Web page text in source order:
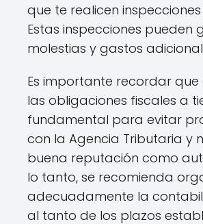
que te realicen inspecciones
Estas inspecciones pueden
molestias y gastos
Es importante recordar que
las obligaciones fiscales a
fundamental para evitar
con la Agencia Tributaria y
buena reputación como
lo tanto, se recomienda
adecuadamente la
al tanto de los plazos